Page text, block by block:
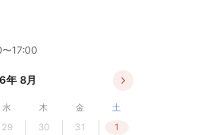
17:00
年 8月
水 木 金
土
29 30 31
1